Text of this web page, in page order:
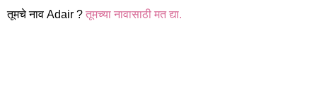
तूमचे नाव Adair ? तूमच्या नावासाठी मत द्या.